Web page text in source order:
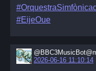
#EijeOue
2026-06-16 11:10:14